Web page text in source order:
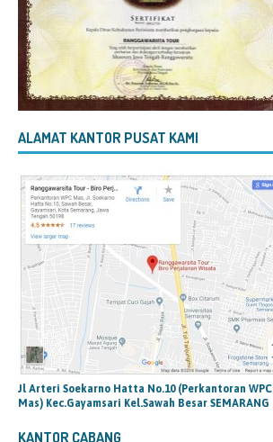
ALAMAT KANTOR PUSAT KAMI
Jl Arteri Soekarno Hatta No.10 (Perkantoran WPC
Mas) Kec.Gayamsari Kel.Sawah Besar SEMARANG
KANTOR CABANG